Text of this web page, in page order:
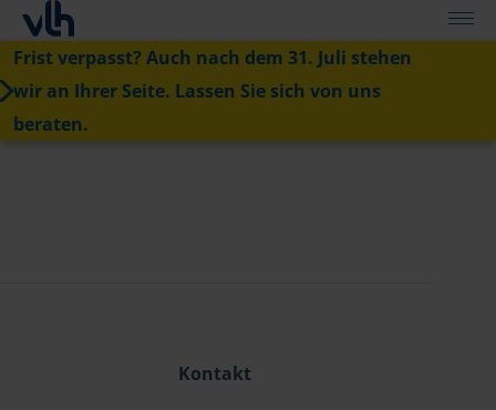
Frist verpasst? Auch nach dem 31. Juli stehen
wir an Ihrer Seite. Lassen Sie sich von uns
beraten.
Kontakt